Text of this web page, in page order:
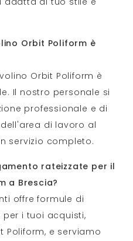
Orbit Poliform è
Orbit Poliform è
Il nostro personale si
professionale e di
di lavoro al
servizio completo.
rateizzate per il
a Brescia?
offre formule di
i tuoi acquisti,
Poliform, e serviamo